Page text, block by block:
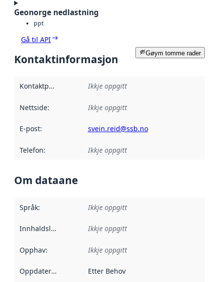
Geonorge nedlastning
ppt
Gå til API
Gøym tomme rader
Kontaktinformasjon
Kontaktpunkt Ikkje oppgitt
Nettside: Ikkje oppgitt
E-post: svein.reid@ssb.no
Telefon: Ikkje oppgitt
Om dataane
Språk: Ikkje oppgitt
Innhaldsleverandørar :
Ikkje oppgitt
Opphav: Ikkje oppgitt
Oppdateringsfrekvens :
Etter Behov